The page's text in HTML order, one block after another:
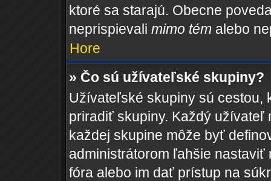
ktoré sa starajú. Obecne
neprispievali mimo tém alebo
Hore
» Čo sú užívateľské skupiny?
Užívateľské skupiny sú cestou,
priradiť skupiny. Každý
každej skupine môže byť
administrátorom ľahšie
fóra alebo im dať prístup na